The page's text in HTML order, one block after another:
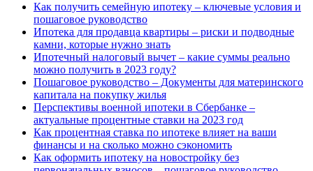
Как получить семейную ипотеку – ключевые условия и
пошаговое руководство
Ипотека для продавца квартиры – риски и подводные
камни, которые нужно знать
Ипотечный налоговый вычет – какие суммы реально
можно получить в 2023 году?
Пошаговое руководство – Документы для материнского
капитала на покупку жилья
Перспективы военной ипотеки в Сбербанке –
актуальные процентные ставки на 2023 год
Как процентная ставка по ипотеке влияет на ваши
финансы и на сколько можно сэкономить
Как оформить ипотеку на новостройку без